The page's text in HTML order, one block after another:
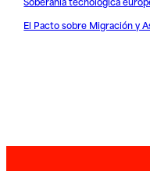
El Pacto sobre Migración y